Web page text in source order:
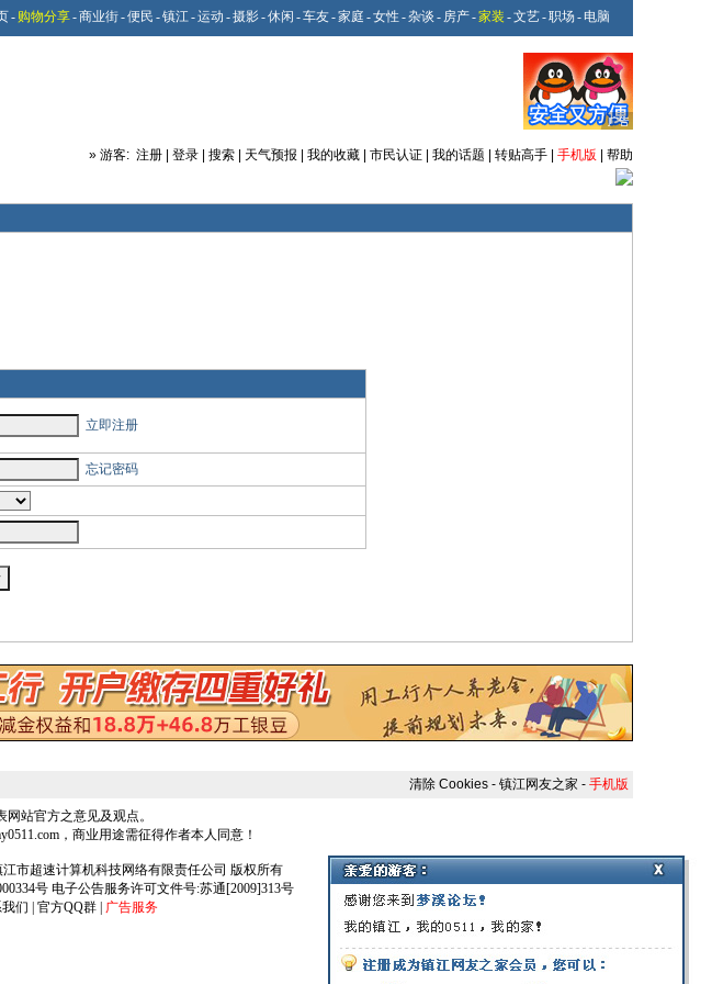
- 购物分享-商业街-便民 -镇江-运动 -摄影-休闲 -车友-家庭 -女性 -杂谈 - 房产-家装 -文艺-职场 - 电脑
» 游客: 注册 登录 搜索 天气预报 我的收藏 市民认证 我的话题 转贴高手 手机版
帮助
立即注册
忘记密码
清除 Cookies - 镇江网友之家 - 手机版
站官方之意见及观点。
，商业用途需征得作者本人同意！
江市超速计算机科技网络有限责任公司 版权所有
号 电子公告服务许可文件号:苏通[2009]313号
们 官方QQ群 广告服务